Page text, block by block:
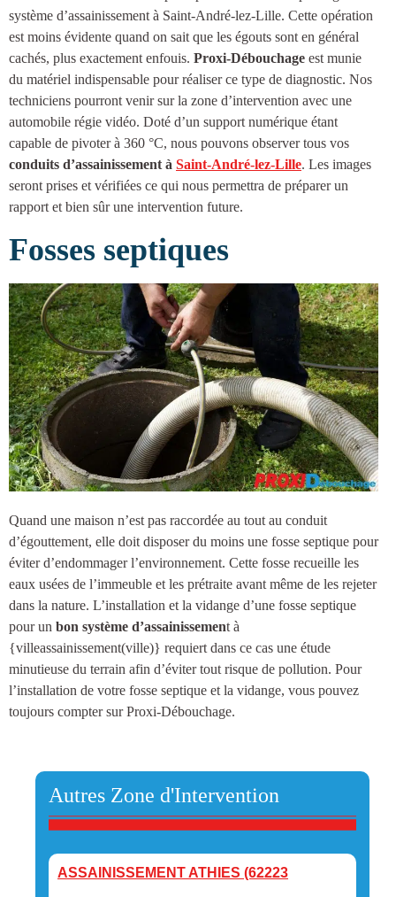
système d’assainissement à Saint-André-lez-Lille. Cette opération
est moins évidente quand on sait que les égouts sont en général
cachés, plus exactement enfouis. Proxi-Débouchage est munie
du matériel indispensable pour réaliser ce type de diagnostic. Nos
techniciens pourront venir sur la zone d’intervention avec une
automobile régie vidéo. Doté d’un support numérique étant
capable de pivoter à 360 °C, nous pouvons observer tous vos
conduits d’assainissement à Saint-André-lez-Lille. Les images
seront prises et vérifiées ce qui nous permettra de préparer un
rapport et bien sûr une intervention future.
Fosses septiques
Quand une maison n’est pas raccordée au tout au conduit
d’égouttement, elle doit disposer du moins une fosse septique pour
éviter d’endommager l’environnement. Cette fosse recueille les
eaux usées de l’immeuble et les prétraite avant même de les rejeter
dans la nature. L’installation et la vidange d’une fosse septique
pour un bon système d’assainissement à
{villeassainissement(ville)} requiert dans ce cas une étude
minutieuse du terrain afin d’éviter tout risque de pollution. Pour
l’installation de votre fosse septique et la vidange, vous pouvez
toujours compter sur Proxi-Débouchage.
Autres Zone d'Intervention
ASSAINISSEMENT ATHIES (62223